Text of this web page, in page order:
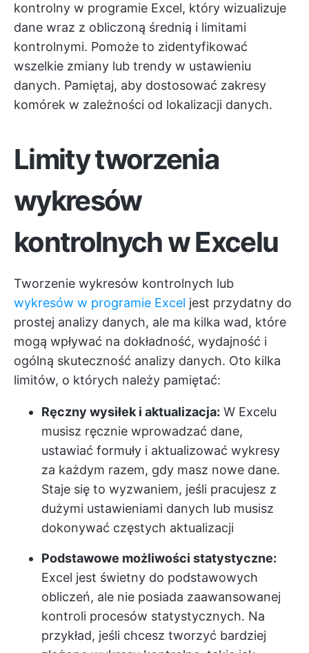
kontrolny w programie Excel, który wizualizuje
dane wraz z obliczoną średnią i limitami
kontrolnymi. Pomoże to zidentyfikować
wszelkie zmiany lub trendy w ustawieniu
danych. Pamiętaj, aby dostosować zakresy
komórek w zależności od lokalizacji danych.
Limity tworzenia
wykresów
kontrolnych w Excelu
Tworzenie wykresów kontrolnych lub
wykresów w programie Excel jest przydatny do
prostej analizy danych, ale ma kilka wad, które
mogą wpływać na dokładność, wydajność i
ogólną skuteczność analizy danych. Oto kilka
limitów, o których należy pamiętać:
Ręczny wysiłek i aktualizacja: W Excelu
musisz ręcznie wprowadzać dane,
ustawiać formuły i aktualizować wykresy
za każdym razem, gdy masz nowe dane.
Staje się to wyzwaniem, jeśli pracujesz z
dużymi ustawieniami danych lub musisz
dokonywać częstych aktualizacji
Podstawowe możliwości statystyczne:
Excel jest świetny do podstawowych
obliczeń, ale nie posiada zaawansowanej
kontroli procesów statystycznych. Na
przykład, jeśli chcesz tworzyć bardziej